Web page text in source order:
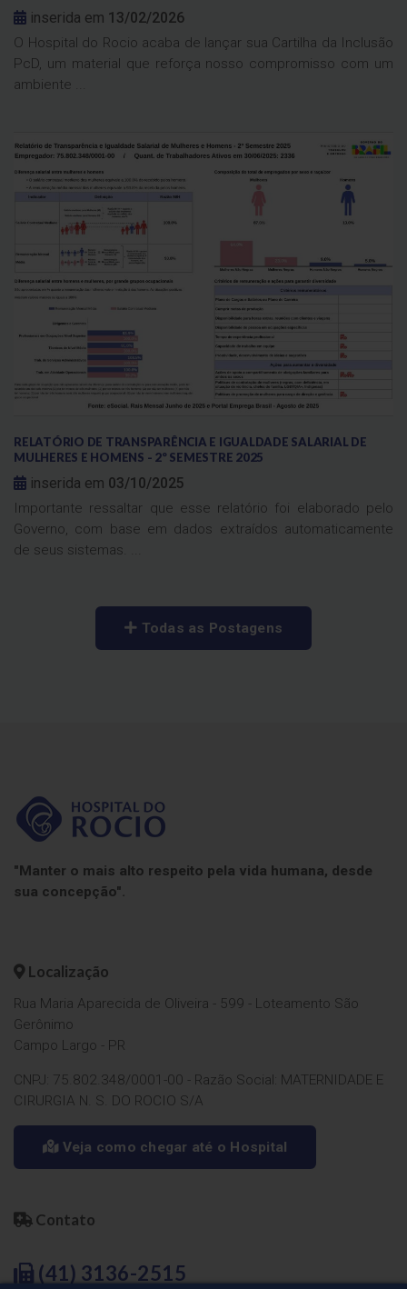
inserida em 13/02/2026
O Hospital do Rocio acaba de lançar sua Cartilha da Inclusão
PcD, um material que reforça nosso compromisso com um
ambiente ...
RELATÓRIO DE TRANSPARÊNCIA E IGUALDADE SALARIAL DE
MULHERES E HOMENS - 2º SEMESTRE 2025
inserida em 03/10/2025
Importante ressaltar que esse relatório foi elaborado pelo
Governo, com base em dados extraídos automaticamente
de seus sistemas. ...
Todas as Postagens
"Manter o mais alto respeito pela vida humana, desde
sua concepção".
Localização
Rua Maria Aparecida de Oliveira - 599 - Loteamento São
Gerônimo
Campo Largo - PR
CNPJ: 75.802.348/0001-00 - Razão Social: MATERNIDADE E
CIRURGIA N. S. DO ROCIO S/A
Veja como chegar até o Hospital
Contato
(41) 3136-2515